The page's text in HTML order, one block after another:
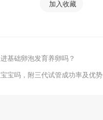
加入收藏
基础卵泡发育养卵吗？
宝吗，附三代试管成功率及优势